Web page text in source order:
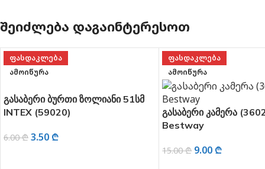
ᲨᲔᲘᲫᲚᲔᲑᲐ ᲓᲐᲒᲐᲘᲜᲢᲔᲠᲔᲡᲝᲗ
ᲤᲐᲡᲓᲐᲙᲚᲔᲑᲐ
ᲐᲛᲝᲘᲬᲣᲠᲐ
გასაბერი ბურთი ზოლიანი 51სმ
INTEX (59020)
6.00₾ 3.50 ₾
ᲤᲐᲡᲓᲐᲙᲚᲔᲑᲐ
ᲐᲛᲝᲘᲬᲣᲠᲐ
გასაბერი კამერა
Bestway
15.00₾ 9.00 ₾